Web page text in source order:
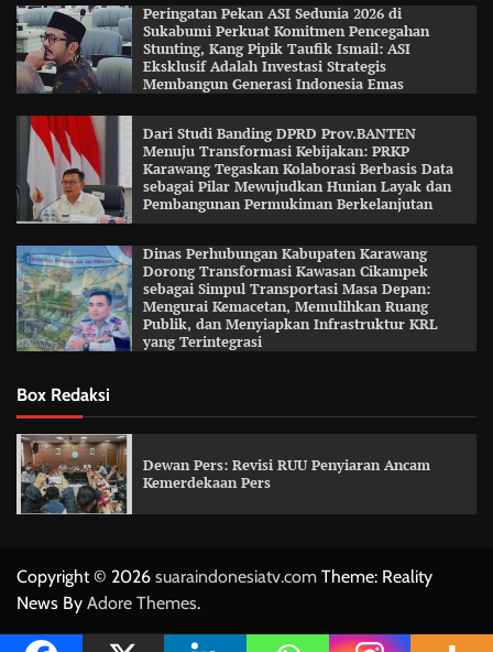
Peringatan Pekan ASI Sedunia 2026 di
Sukabumi Perkuat Komitmen Pencegahan
Stunting, Kang Pipik Taufik Ismail: ASI
Eksklusif Adalah Investasi Strategis
Membangun Generasi Indonesia Emas
Dari Studi Banding DPRD Prov.BANTEN
Menuju Transformasi Kebijakan: PRKP
Karawang Tegaskan Kolaborasi Berbasis Data
sebagai Pilar Mewujudkan Hunian Layak dan
Pembangunan Permukiman Berkelanjutan
Dinas Perhubungan Kabupaten Karawang
Dorong Transformasi Kawasan Cikampek
sebagai Simpul Transportasi Masa Depan:
Mengurai Kemacetan, Memulihkan Ruang
Publik, dan Menyiapkan Infrastruktur KRL
yang Terintegrasi
Box Redaksi
Dewan Pers: Revisi RUU Penyiaran Ancam
Kemerdekaan Pers
Copyright © 2026 suaraindonesiatv.com Theme: Reality
News By Adore Themes.